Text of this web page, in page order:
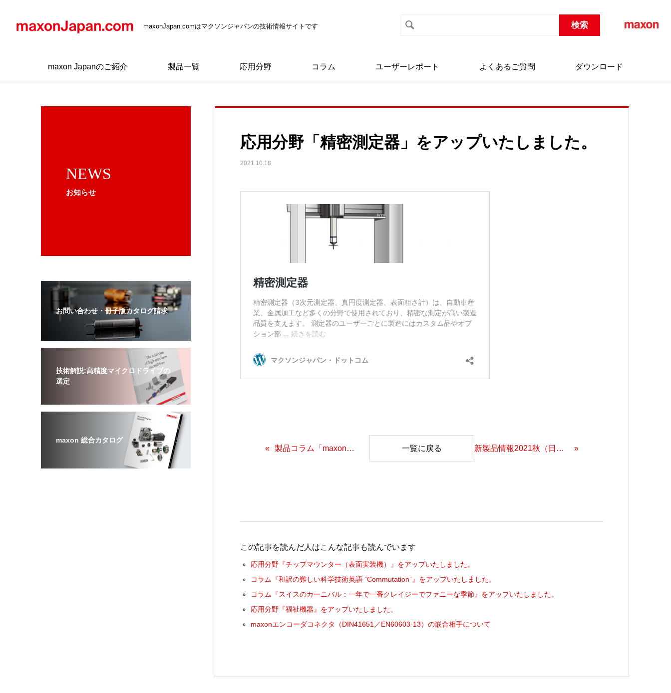
maxonJapan.comはマクソンジャパンの技術情報サイトです
maxon Japanのご紹介 製品一覧 応用分野 コラム ユーザーレポート よくあるご質問 ダウンロード
NEWS
お知らせ
応用分野「精密測定器」をアップいたしました。
2021.10.18
製品コラム「maxonコントローラの選定条件」をアップいたしました。 一覧に戻る 新製品情報2021秋（日本語字幕付き動画）をアップいたしました。
この記事を読んだ人はこんな記事も読んでいます
応用分野『チップマウンター（表面実装機）』をアップいたしました。
コラム『和訳の難しい科学技術英語 ”Commutation”』をアップいたしました。
コラム『スイスのカーニバル：一年で一番クレイジーでファニーな季節』をアップいたしました。
応用分野『福祉機器』をアップいたしました。
maxonエンコーダコネクタ（DIN41651／EN60603-13）の嵌合相手について
お問い合わせ・冊子版カタログ請求
技術解説:高精度マイクロドライブの
選定
maxon 総合カタログ